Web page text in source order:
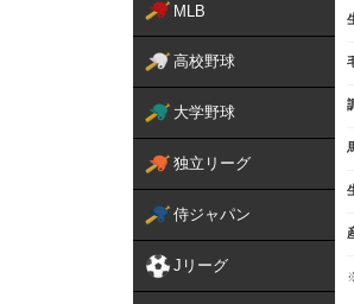
MLB
高校野球
大学野球
独立リーグ
侍ジャパン
Jリーグ